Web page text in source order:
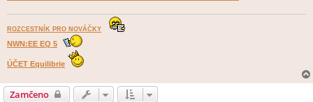
k
ROZCESTNÍK PRO NOVÁČKY
NWN:EE EQ 5
ÚČET Equilibrie
Zamčeno